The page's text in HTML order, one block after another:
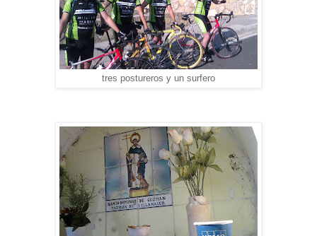
tres postureros y un surfero